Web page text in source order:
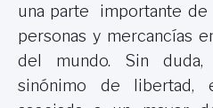
una parte importante
personas y mercancías
del mundo. Sin duda,
sinónimo de libertad,